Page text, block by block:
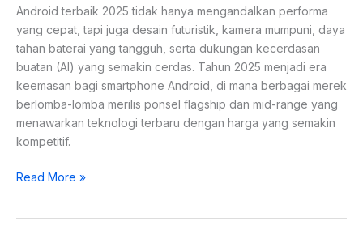
Android terbaik 2025 tidak hanya mengandalkan performa
yang cepat, tapi juga desain futuristik, kamera mumpuni, daya
tahan baterai yang tangguh, serta dukungan kecerdasan
buatan (AI) yang semakin cerdas. Tahun 2025 menjadi era
keemasan bagi smartphone Android, di mana berbagai merek
berlomba-lomba merilis ponsel flagship dan mid-range yang
menawarkan teknologi terbaru dengan harga yang semakin
kompetitif.
Read More »